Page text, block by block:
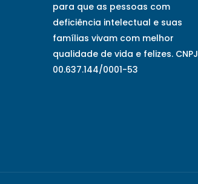
para que as pessoas com
deficiência intelectual e suas
famílias vivam com melhor
qualidade de vida e felizes. CNPJ
00.637.144/0001-53